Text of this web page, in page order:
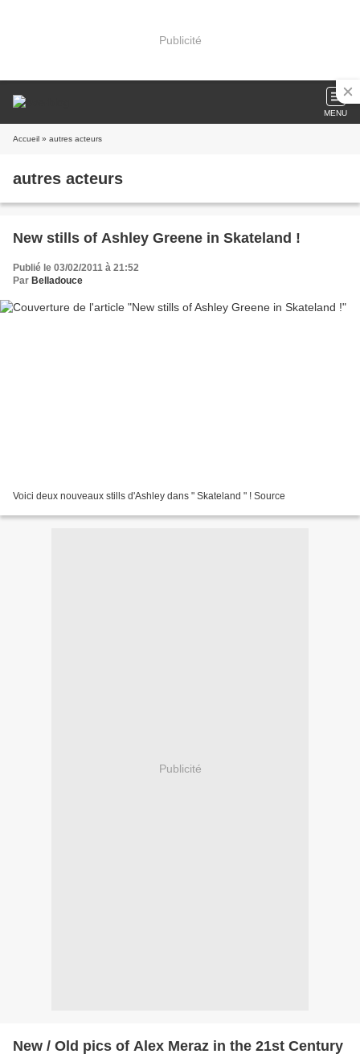
Publicité
MENU
Accueil » autres acteurs
autres acteurs
New stills of Ashley Greene in Skateland !
Publié le 03/02/2011 à 21:52
Par Belladouce
Voici deux nouveaux stills d'Ashley dans " Skateland " ! Source
Publicité
New / Old pics of Alex Meraz in the 21st Century